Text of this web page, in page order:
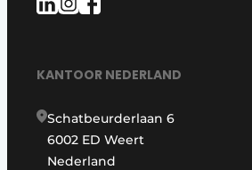
KANTOOR NEDERLAND
Schatbeurderlaan 6
6002 ED Weert
Nederland